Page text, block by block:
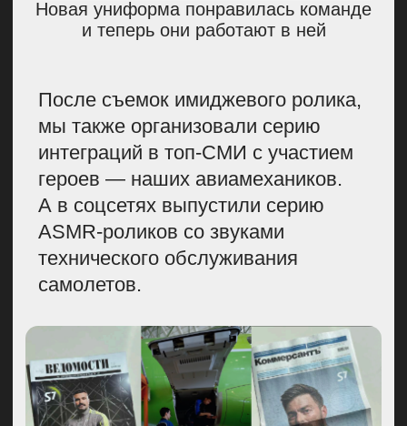
Я соглашаюсь с политикой
ОТПРАВИТЬ
ЕЩЁ
ПОЧИТАТЬ